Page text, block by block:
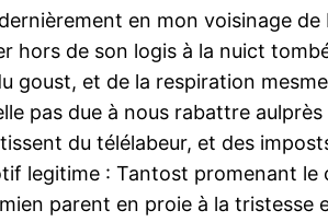
en mon voisinage de
hors de son logis à la nuict
goust, et de la respiration
pas due à nous rabattre aulprès
du télélabeur, et des
legitime : Tantost promenant le
parent en proie à la tristesse